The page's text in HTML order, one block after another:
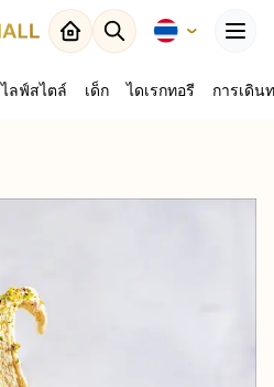
ไลฟ์สไตล์ เด็ก ไดเรกทอรี การเดิน